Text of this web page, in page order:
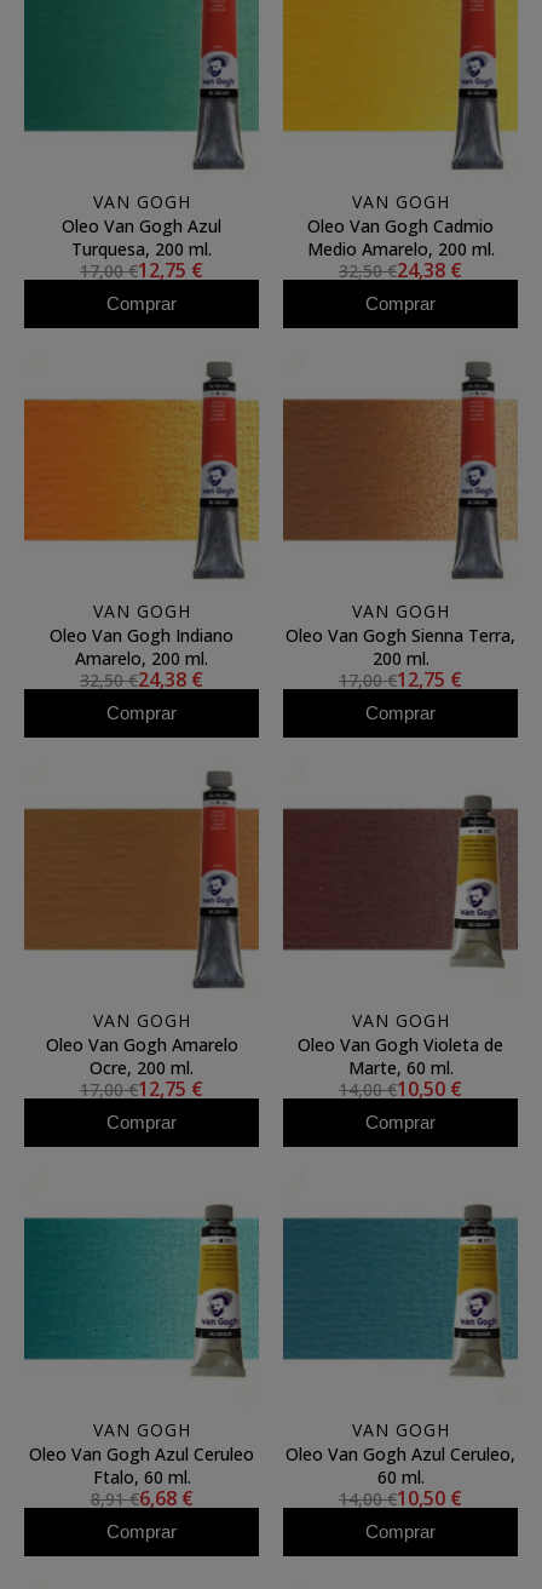
VAN GOGH
Oleo Van Gogh Azul
Turquesa, 200 ml.
17,00 €12,75 €
Comprar
VAN GOGH
Oleo Van Gogh Cadmio
Medio Amarelo, 200 ml.
32,50 €24,38 €
Comprar
VAN GOGH
Oleo Van Gogh Indiano
Amarelo, 200 ml.
32,50 €24,38 €
Comprar
VAN GOGH
Oleo Van Gogh Sienna Terra,
200 ml.
17,00 €12,75 €
Comprar
VAN GOGH
Oleo Van Gogh Amarelo
Ocre, 200 ml.
17,00 €12,75 €
Comprar
VAN GOGH
Oleo Van Gogh Violeta de
Marte, 60 ml.
14,00 €10,50 €
Comprar
VAN GOGH
Oleo Van Gogh Azul Ceruleo
Ftalo, 60 ml.
8,91 €6,68 €
Comprar
VAN GOGH
Oleo Van Gogh Azul Ceruleo,
60 ml.
14,00 €10,50 €
Comprar